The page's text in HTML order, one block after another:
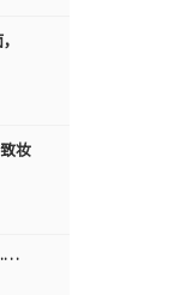
妆